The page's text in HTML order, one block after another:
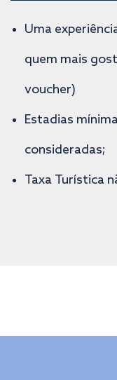
Uma
quem mais
voucher)
Estadias
consideradas;
Taxa Turística